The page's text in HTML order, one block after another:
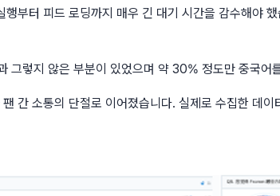
부터 피드 로딩까지 매우 긴 대기 시간을 감수해야
그렇지 않은 부분이 있었으며 약 30% 정도만 중국
간 소통의 단절로 이어졌습니다. 실제로 수집한 데